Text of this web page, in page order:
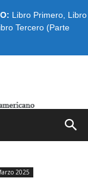
Libro Primero Libro
Tercero (Parte
2025